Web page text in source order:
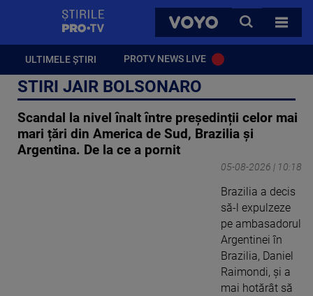
VOYO
CAUTA
TOATE
ULTIMELE ȘTIRI PROTV NEWS LIVE
STIRI JAIR BOLSONARO
Scandal la nivel înalt între președinții celor mai
mari țări din America de Sud, Brazilia și
Argentina. De la ce a pornit
05-08-2026 | 10:18
Brazilia a decis
să-l expulzeze
pe ambasadorul
Argentinei în
Brazilia, Daniel
Raimondi, şi a
mai hotărât să